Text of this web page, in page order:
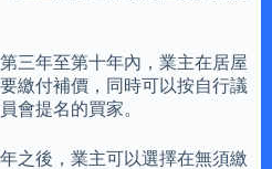
三年至第十年內，業主在居屋
繳付補價，同時可以按自行議
會提名的買家。
之後，業主可以選擇在無須繳